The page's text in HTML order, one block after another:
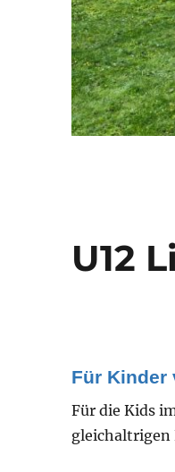
U12
Für Kinder
Für die Kids
gleichaltrigen